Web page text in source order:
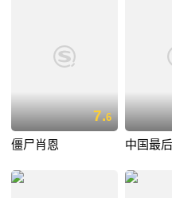
7.6
僵尸肖恩 中国最